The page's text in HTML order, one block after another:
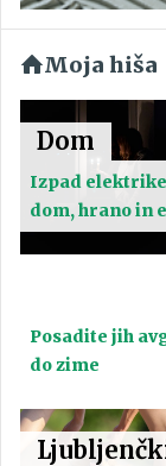
Moja hiša
Dom
Izpad
dom, hrano in
Posadite jih
do zime